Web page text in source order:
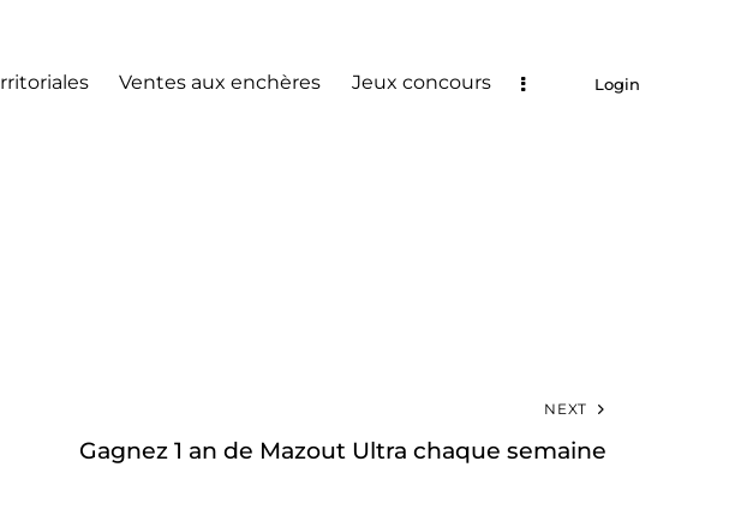
Ventes aux enchères Jeux concours Login
NEXT
Gagnez 1 an de Mazout Ultra chaque semaine